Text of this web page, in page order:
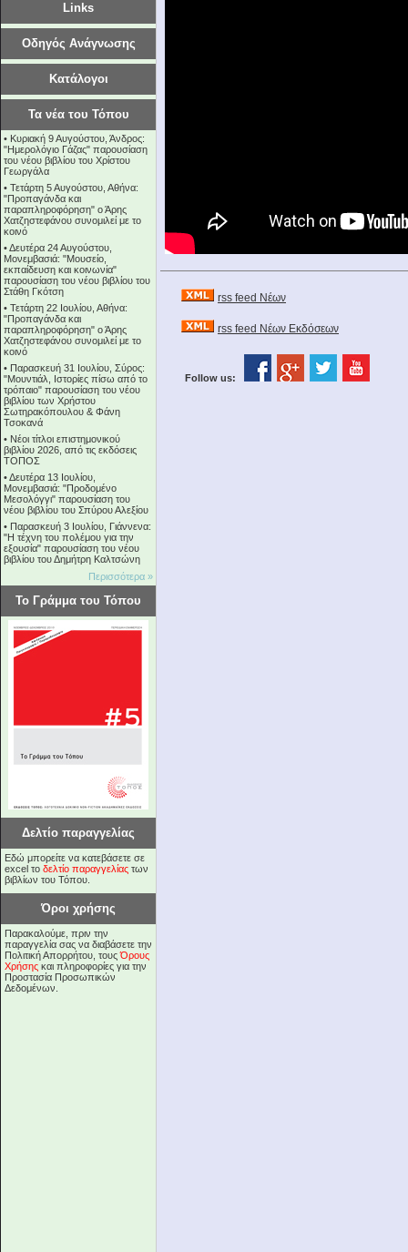
Links
Οδηγός Ανάγνωσης
Κατάλογοι
Τα νέα του Τόπου
• Κυριακή 9 Αυγούστου, Άνδρος:
"Ημερολόγιο Γάζας" παρουσίαση
του νέου βιβλίου του Χρίστου
Γεωργάλα
• Τετάρτη 5 Αυγούστου, Αθήνα:
"Προπαγάνδα και
παραπληροφόρηση" ο Άρης
Χατζηστεφάνου συνομιλεί με το
κοινό
•Δευτέρα 24 Αυγούστου,
Μονεμβασιά: "Μουσείο,
εκπαίδευση και κοινωνία"
παρουσίαση του νέου βιβλίου του
Στάθη Γκότση
• Τετάρτη 22 Ιουλίου, Αθήνα:
"Προπαγάνδα και
παραπληροφόρηση" ο Άρης
Χατζηστεφάνου συνομιλεί με το
κοινό
• Παρασκευή 31 Ιουλίου, Σύρος:
"Μουντιάλ, Ιστορίες πίσω από το
τρόπαιο" παρουσίαση του νέου
βιβλίου των Χρήστου
Σωτηρακόπουλου & Φάνη
Τσοκανά
• Νέοι τίτλοι επιστημονικού
βιβλίου 2026, από τις εκδόσεις
ΤΟΠΟΣ
•Δευτέρα 13 Ιουλίου,
Μονεμβασιά: "Προδομένο
Μεσολόγγι" παρουσίαση του
νέου βιβλίου του Σπύρου Αλεξίου
• Παρασκευή 3 Ιουλίου, Γιάννενα:
"Η τέχνη του πολέμου για την
εξουσία" παρουσίαση του νέου
βιβλίου του Δημήτρη Καλτσώνη
Περισσότερα »
Το Γράμμα του Τόπου
Δελτίο παραγγελίας
Εδώ μπορείτε να κατεβάσετε σε
excel το δελτίο παραγγελίας των
βιβλίων του Τόπου.
Όροι χρήσης
Παρακαλούμε, πριν την
παραγγελία σας να διαβάσετε την
Πολιτική Απορρήτου, τουςΌρους
Χρήσης και πληροφορίες για την
Προστασία Προσωπικών
Δεδομένων.
rss feed Νέων
rss feed Νέων Εκδόσεων
Follow us: